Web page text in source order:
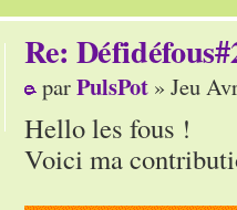
Re:
parPulsPot » Jeu
Hello les fous !
Voici ma